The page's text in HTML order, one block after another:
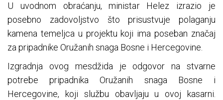
U uvodnom obraćanju, ministar Helez izrazio je
posebno zadovoljstvo što prisustvuje polaganju
kamena temeljca u projektu koji ima poseban značaj
za pripadnike Oružanih snaga Bosne i Hercegovine.
Izgradnja ovog mesdžida je odgovor na stvarne
potrebe pripadnika Oružanih snaga Bosne i
Hercegovine, koji službu obavljaju u ovoj kasarni.